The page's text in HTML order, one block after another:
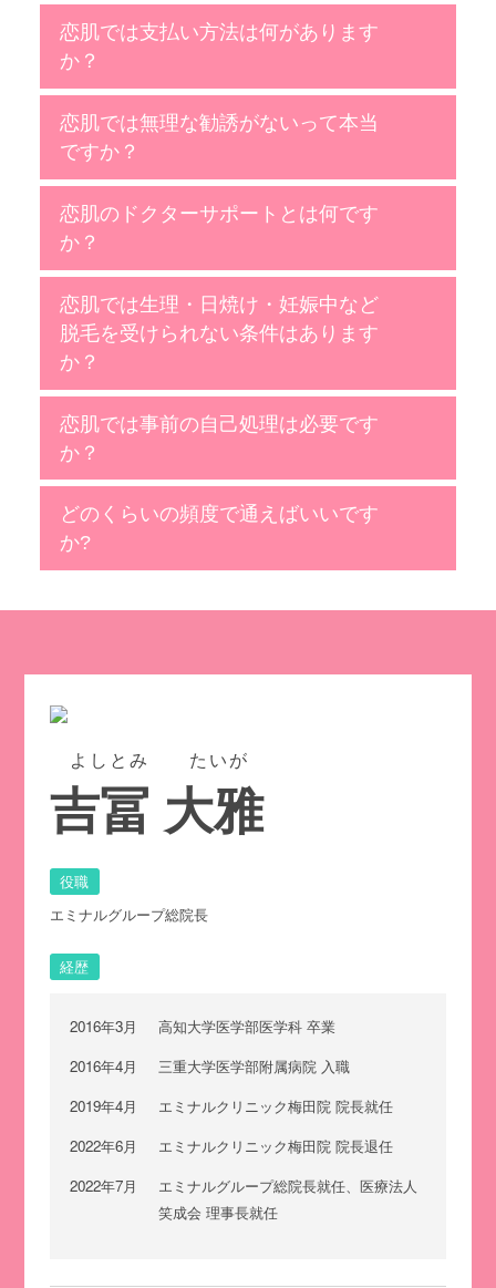
恋肌では支払い方法は何があります
か？
恋肌では無理な勧誘がないって本当
ですか？
恋肌のドクターサポートとは何です
か？
恋肌では生理・日焼け・妊娠中など
脱毛を受けられない条件はあります
か？
恋肌では事前の自己処理は必要です
か？
どのくらいの頻度で通えばいいです
か?
よしとみ たいが
吉冨 大雅
役職
エミナルグループ総院長
経歴
2016年3月
高知大学医学部医学科 卒業
2016年4月
三重大学医学部附属病院 入職
2019年4月
エミナルクリニック梅田院 院長就任
2022年6月
エミナルクリニック梅田院 院長退任
2022年7月
エミナルグループ総院長就任、医療法人
笑成会 理事長就任